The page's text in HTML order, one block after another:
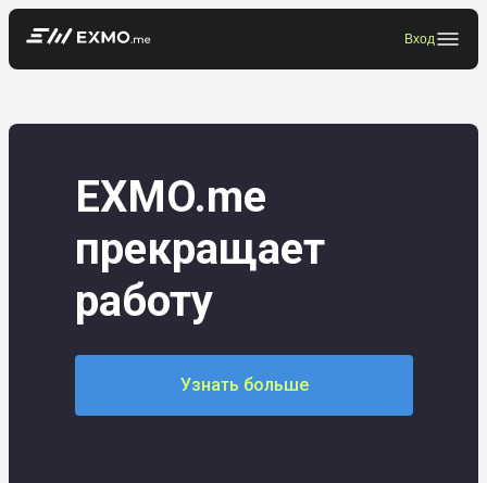
Вход
EXMO.me
прекращает
работу
Узнать больше